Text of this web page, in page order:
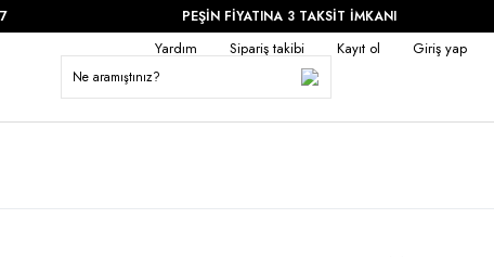
PEŞİN FİYATINA 3 TAKSİT İMKANI
Yardım Sipariş takibi Kayıt ol Giriş yap